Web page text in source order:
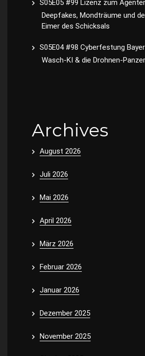
S05E05 #99 Lizenz zum
Deepfakes, Mondträume und
Eimer des Schicksals
S05E04 #98 Cyberfestung
Wasch-KI & die Drohnen-
Archives
August 2026
Juli 2026
Mai 2026
April 2026
März 2026
Februar 2026
Januar 2026
Dezember 2025
November 2025